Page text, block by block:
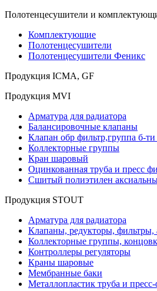
Полотенцесушители и
Комплектующие
Полотенцесушители
Полотенцесушители Феникс
Продукция ICMA, GF
Продукция MVI
Арматура для радиатора
Балансировочные клапаны
Клапан обр фильтр,группа б-ти
Коллекторные группы
Кран шаровый
Оцинкованная труба и пресс
Сшитый полиэтилен
Продукция STOUT
Арматура для радиатора
Клапаны, редукторы, фильтры,
Коллекторные группы,
Контроллеры регуляторы
Краны шаровые
Мембранные баки
Металлопластик труба и